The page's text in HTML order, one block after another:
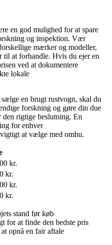
en god mulighed for at spare
og inspektion. Vær
mærker og modeller,
at forhandle. Hvis du ejer en
ved at dokumentere
lokale
en brugt rustvogn, skal du
forskning og gøre din due
rigtige beslutning. En
for enhver
at vælge med omhu.
kr.
kr.
kr.
kr.
stand før køb
for at finde den bedste pris
opnå en fair aftale